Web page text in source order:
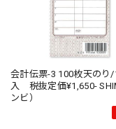
会計伝票-3 100枚天のり/10冊
入 税抜定価¥1,650- SHIMBI （シ
ンビ）